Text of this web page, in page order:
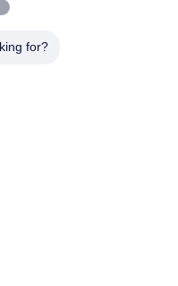
Shunde District, Foshan
for?